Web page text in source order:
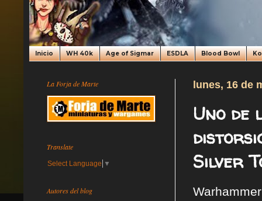
Inicio WH 40k Age of Sigmar ESDLA Blood Bowl
lunes, 16 de
Uno de
Silver
La Forja de Marte
Translate
Select Language ▼
Autores del blog